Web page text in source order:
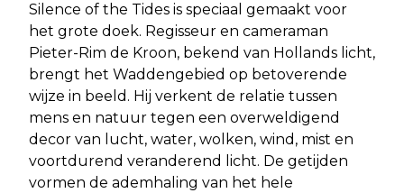
Silence of the Tides is speciaal gemaakt voor
het grote doek. Regisseur en cameraman
Pieter-Rim de Kroon, bekend van Hollands licht,
brengt het Waddengebied op betoverende
wijze in beeld. Hij verkent de relatie tussen
mens en natuur tegen een overweldigend
decor van lucht, water, wolken, wind, mist en
voortdurend veranderend licht. De getijden
vormen de ademhaling van het hele